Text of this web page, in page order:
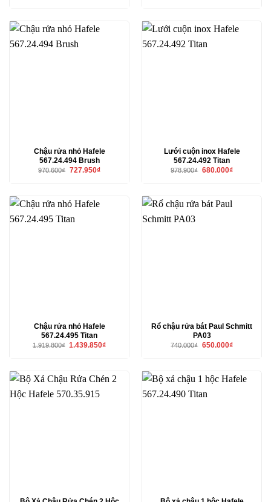
Chậu rửa nhỏ Hafele
567.24.494 Brush
970.600₫ Giá
727.950₫Giá
Lưới cuộn inox Hafele
567.24.492 Titan
978.900₫ Giá
680.000₫Giá
Chậu rửa nhỏ Hafele
567.24.495 Titan
1.919.800₫ Giá
1.439.850₫Giá
Rổ chậu rửa bát Paul Schmitt
PA03
740.000₫ Giá
650.000₫Giá